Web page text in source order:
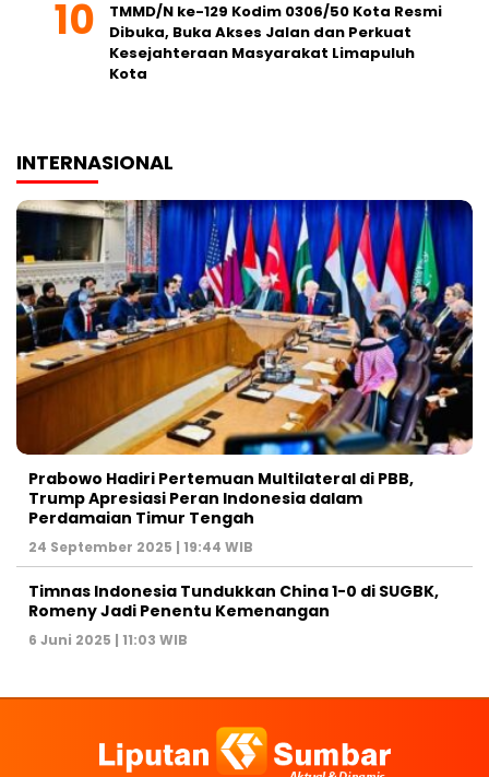
TMMD/N ke-129 Kodim 0306/50 Kota Resmi
Dibuka, Buka Akses Jalan dan Perkuat
Kesejahteraan Masyarakat Limapuluh
Kota
INTERNASIONAL
Prabowo Hadiri Pertemuan Multilateral di PBB,
Trump Apresiasi Peran Indonesia dalam
Perdamaian Timur Tengah
24 September 2025 | 19:44 WIB
Timnas Indonesia Tundukkan China 1-0 di SUGBK,
Romeny Jadi Penentu Kemenangan
6 Juni 2025 | 11:03 WIB